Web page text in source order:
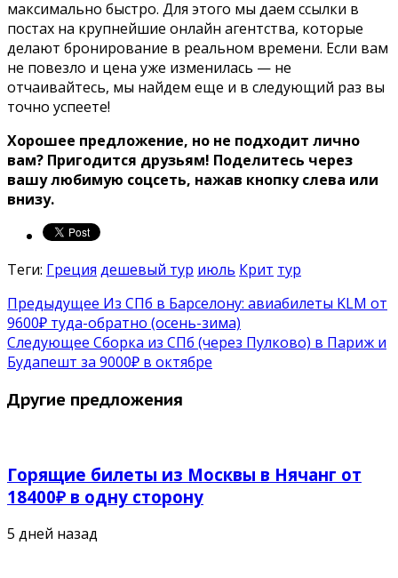
максимально быстро. Для этого мы даем ссылки в
постах на крупнейшие онлайн агентства, которые
делают бронирование в реальном времени. Если вам
не повезло и цена уже изменилась — не
отчаивайтесь, мы найдем еще и в следующий раз вы
точно успеете!
Хорошее предложение, но не подходит лично
вам? Пригодится друзьям! Поделитесь через
вашу любимую соцсеть, нажав кнопку слева или
внизу.
Теги: Греция дешевый тур июль Крит тур
Предыдущее Из СПб в Барселону: авиабилеты KLM от
9600₽ туда-обратно (осень-зима)
Следующее Cборка из СПб (через Пулково) в Париж и
Будапешт за 9000₽ в октябре
Другие предложения
Горящие билеты из Москвы в Нячанг от
18400₽ в одну сторону
5 дней назад